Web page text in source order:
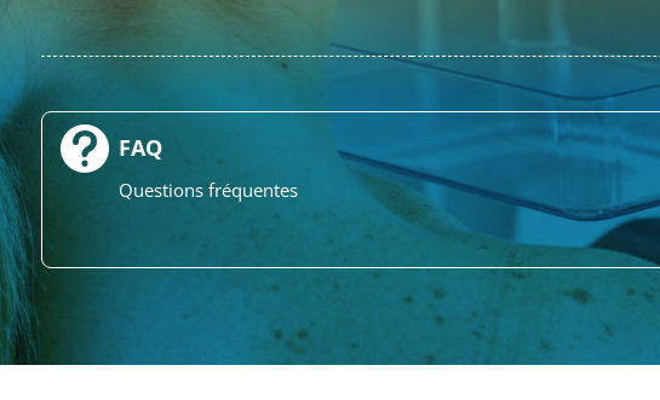
 FAQ
Questions fréquentes